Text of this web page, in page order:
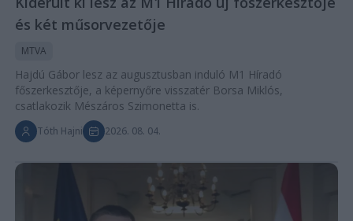
és két műsorvezetője
MTVA
Hajdú Gábor lesz az augusztusban induló M1 Híradó
főszerkesztője, a képernyőre visszatér Borsa Miklós,
csatlakozik Mészáros Szimonetta is.
Tóth Hajni 2026. 08. 04.